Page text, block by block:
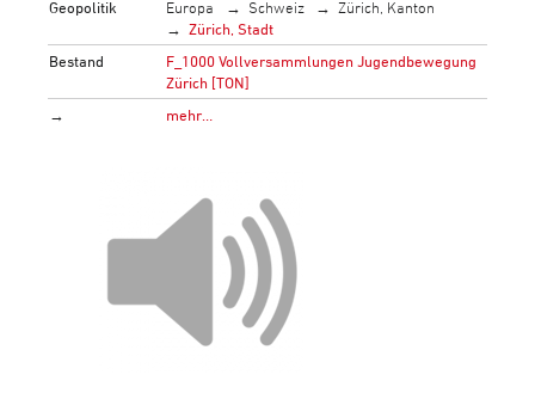
Geopolitik
Europa Schweiz
Zürich, Kanton
Zürich, Stadt
Bestand
F_1000 Vollversammlungen Jugendbewegung
Zürich [TON]
→
mehr…